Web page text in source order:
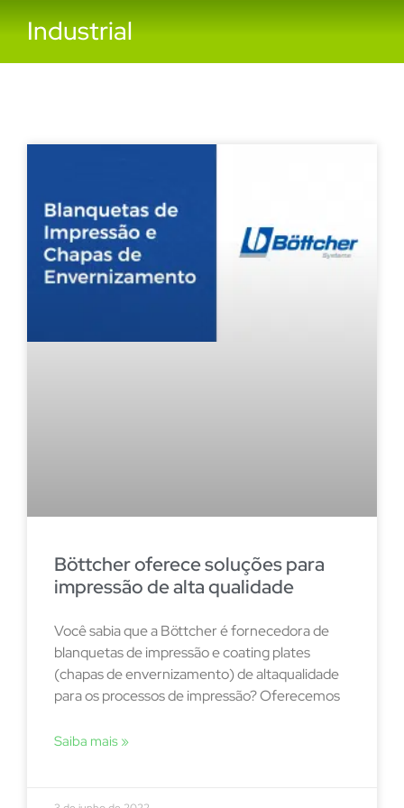
Industrial
Böttcher oferece soluções para
impressão de alta qualidade
Você sabia que a Böttcher é fornecedora de
blanquetas de impressão e coating plates
(chapas de envernizamento) de altaqualidade
para os processos de impressão? Oferecemos
Saiba mais »